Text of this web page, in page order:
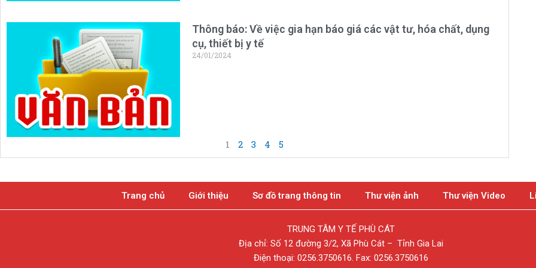
Thông báo: Về việc gia hạn báo giá các vật tư, hóa chất, dụng
cụ, thiết bị y tế
24/01/2024
1 2 3 4 5
Trang chủ Giới thiệu Sơ đồ trang thông tin Thư viện ảnh Thư viện Video
TRUNG TÂM Y TẾ PHÙ CÁT
Địa chỉ: Số 12 đường 3/2, Xã Phù Cát – Tỉnh Gia Lai
Điện thoại: 0256.3750616. Fax: 0256.3750616